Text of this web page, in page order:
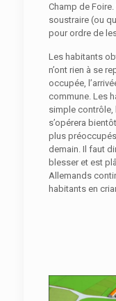
Champ de
soustraire (ou
pour ordre de
Les habitants
n’ont rien à se
occupée,
commune. Les
simple contrôle,
s’opérera
plus
demain. Il faut
blesser et est
Allemands
habitants en